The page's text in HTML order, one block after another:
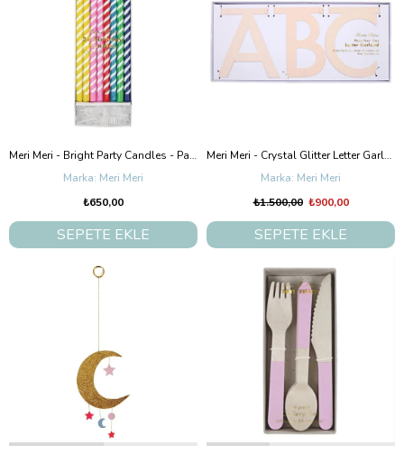
Meri Meri - Bright Party Candles - Parlak Parti Mumları
Meri Meri
₺650,00
SEPETE EKLE
Meri Meri - Crystal Glitter Letter Garland Kit - Kristal Simli Harf Seti
Meri Meri
₺900,00
₺1.500,00
SEPETE EKLE